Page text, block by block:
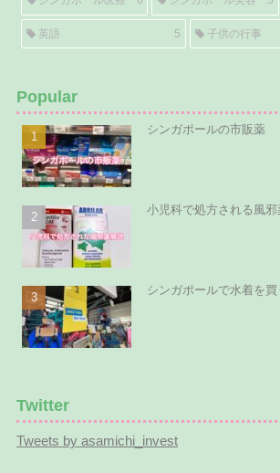
英語 5 子供の行事
Popular
シンガポールの市販薬
小児科で処方される風邪
シンガポールで水着を
Twitter
Tweets by asamichi_invest